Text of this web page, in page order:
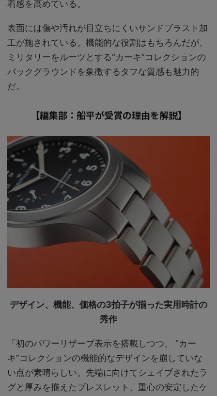
着感を高めている。
表面には傷や汚れが目立ちにくいサンドブラスト加
工が施されている。機能的な役割はもちろんだが、
ミリタリーをルーツとする“カーキ”コレクションの
バックグラウンドを象徴するタフな質感も魅力的
だ。
【編集部：船平が受賞の理由を解説】
デザイン、機能、価格の3拍子が揃った実用時計の
秀作
「初のパワーリザーブ表示を搭載しつつ、 “カー
キ”コレクションの機能的なデザインを崩していな
い点が素晴らしい。先端に向けてシェイプされたラ
グと厚みを揃えたブレスレット、重心の安定したケ